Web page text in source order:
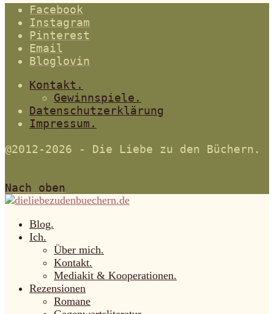
Facebook
Instagram
Pinterest
Email
Bloglovin
Kontakt.
Gewinnspiele.
Datenschutzerklärung
Impressum.
@2012-2026 - Die Liebe zu den Büchern.
Nach oben
Blog.
Ich.
Über mich.
Kontakt.
Mediakit & Kooperationen.
Rezensionen
Romane